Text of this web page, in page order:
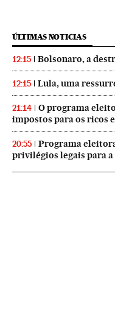
ÚLTIMAS NOTICIAS
12:15 Bolsonaro, a
12:15 Lula, uma
21:14
O programa
impostos para os ricos
20:55
Programa
privilégios legais para